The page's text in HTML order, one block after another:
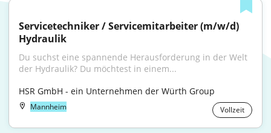
Servicetechniker / Servicemitarbeiter (m/w/d)
Hydraulik
Du suchst eine spannende Herausforderung in der Welt
der Hydraulik? Du möchtest in einem...
HSR GmbH - ein Unternehmen der Würth Group
Mannheim Vollzeit